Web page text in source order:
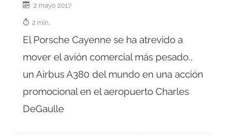
2 mayo 2017
2 min.
El Porsche Cayenne se ha atrevido a
mover el avión comercial más pesado.,
un Airbus A380 del mundo en una acción
promocional en el aeropuerto Charles
DeGaulle